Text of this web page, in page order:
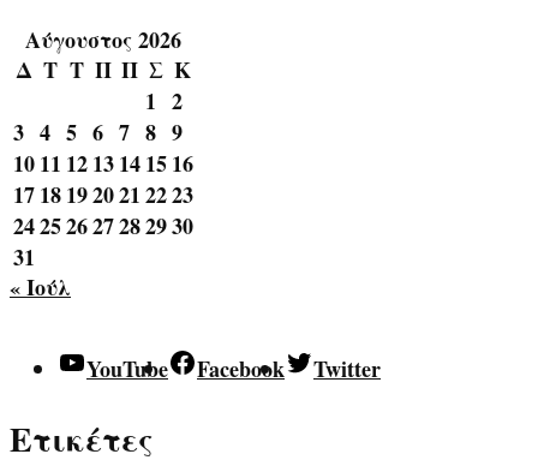
Αύγουστος 2026
Δ Τ Τ Π Π Σ Κ
1 2
3 4 5 6 7 8 9
1011 1213141516
17181920212223
24252627282930
31
« Ιούλ
YouTube Facebook Twitter
Ετικέτες